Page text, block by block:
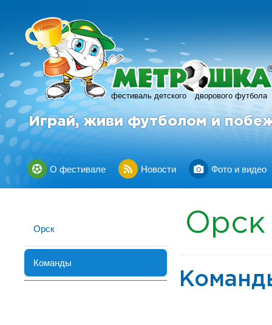
фестиваль детского дворового футбола
R
Играй, живи футболом и
О фестивале Новости Фото и видео
Орск
Команды
Орск